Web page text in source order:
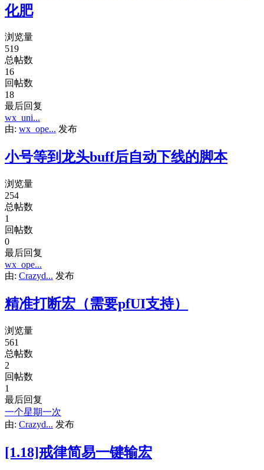
化肥
浏览量
519
总帖数
16
回帖数
18
最后回复
wx_uni...
由: wx_ope... 发布
小号等到龙头buff后自动下线的脚本
浏览量
254
总帖数
1
回帖数
0
最后回复
wx_ope...
由: Crazyd... 发布
精准打断宏（需要pfUI支持）
浏览量
561
总帖数
2
回帖数
1
最后回复
一个星期一次
由: Crazyd... 发布
[1.18]戒律简易一键输宏